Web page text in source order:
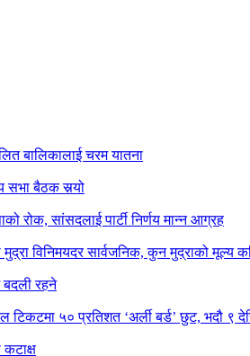
बालिकालाई चरम यातना
सभा बैठक सर्‍यो
रोक, सांसदलाई पार्टी निर्णय मान्न आग्रह
मुद्रा विनिमयदर सार्वजनिक, कुन मुद्राको मूल्य
बदली रहने
टिकटमा ५० प्रतिशत ‘अर्ली बर्ड’ छुट, भदौ ९